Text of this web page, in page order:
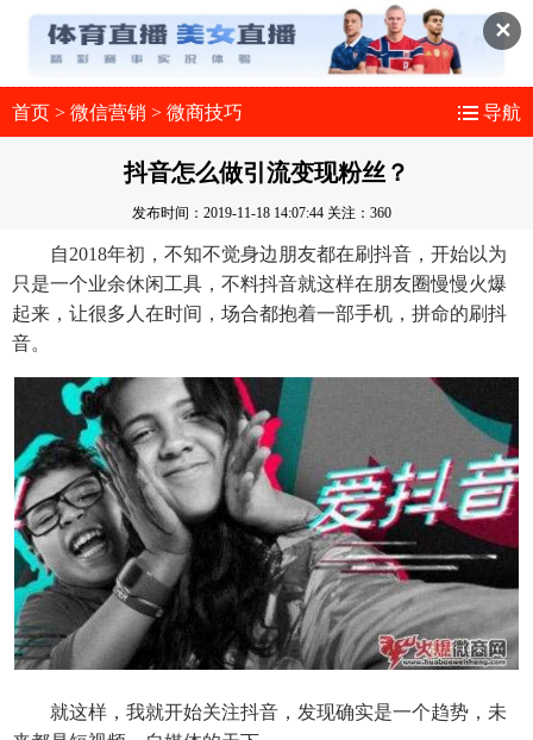
✕
首页 > 微信营销 > 微商技巧 导航
抖音怎么做引流变现粉丝？
发布时间：2019-11-18 14:07:44 关注：360
自2018年初，不知不觉身边朋友都在刷抖音，开始以为
只是一个业余休闲工具，不料抖音就这样在朋友圈慢慢火爆
起来，让很多人在时间，场合都抱着一部手机，拼命的刷抖
音。
就这样，我就开始关注抖音，发现确实是一个趋势，未